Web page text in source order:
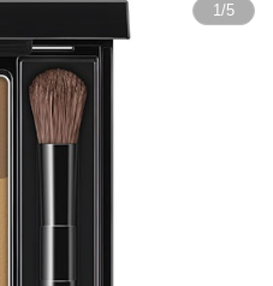
1/5